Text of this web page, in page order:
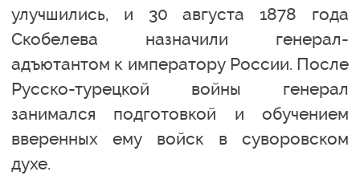
улучшились, и 30 августа 1878 года
Скобелева назначили генерал-
адъютантом к императору России. После
Русско-турецкой войны генерал
занимался подготовкой и обучением
вверенных ему войск в суворовском
духе.